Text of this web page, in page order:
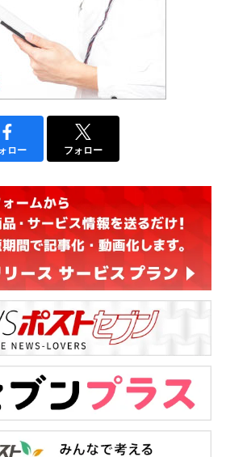
ロー フォロー